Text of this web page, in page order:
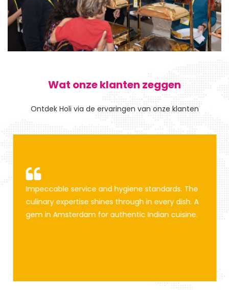
Wat onze klanten zeggen
Ontdek Holi via de ervaringen van onze klanten
Impeccable service and hygiene standards. The
culinary expertise shines through in every dish. A
gem in Amsterdam for authentic Indian cuisine.